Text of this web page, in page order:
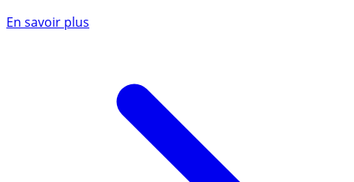
En savoir plus